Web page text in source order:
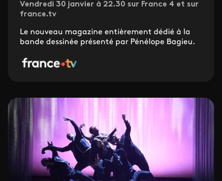
Vendredi 30 janvier à 22.30 sur France 4 et sur
france.tv
Le nouveau magazine entièrement dédié à la
bande dessinée présenté par Pénélope Bagieu.